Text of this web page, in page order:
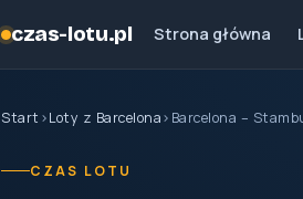
czas-lotu.pl Strona główna
Start ›Loty z Barcelona› Barcelona –
CZAS LOTU